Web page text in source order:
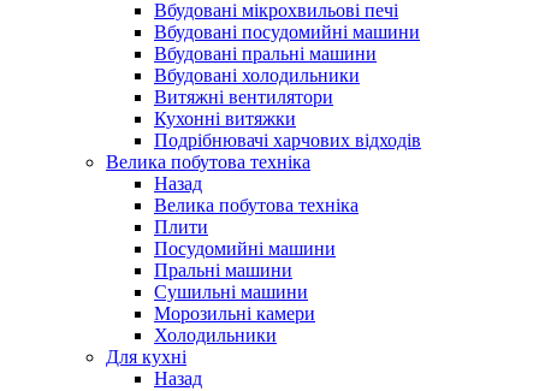
Вбудовані мікрохвильові печі
Вбудовані посудомийні машини
Вбудовані пральні машини
Вбудовані холодильники
Витяжні вентилятори
Кухонні витяжки
Подрібнювачі харчових відходів
Велика побутова техніка
Назад
Велика побутова техніка
Плити
Посудомийні машини
Пральні машини
Сушильні машини
Морозильні камери
Холодильники
Для кухні
Назад